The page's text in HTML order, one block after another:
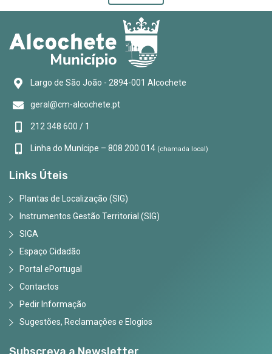
Largo de São João - 2894-001 Alcochete
geral@cm-alcochete.pt
212 348 600 / 1
Linha do Munícipe – 808 200 014 (chamada local)
Links Úteis
Plantas de Localização (SIG)
Instrumentos Gestão Territorial (SIG)
SIGA
Espaço Cidadão
Portal ePortugal
Contactos
Pedir Informação
Sugestões, Reclamações e Elogios